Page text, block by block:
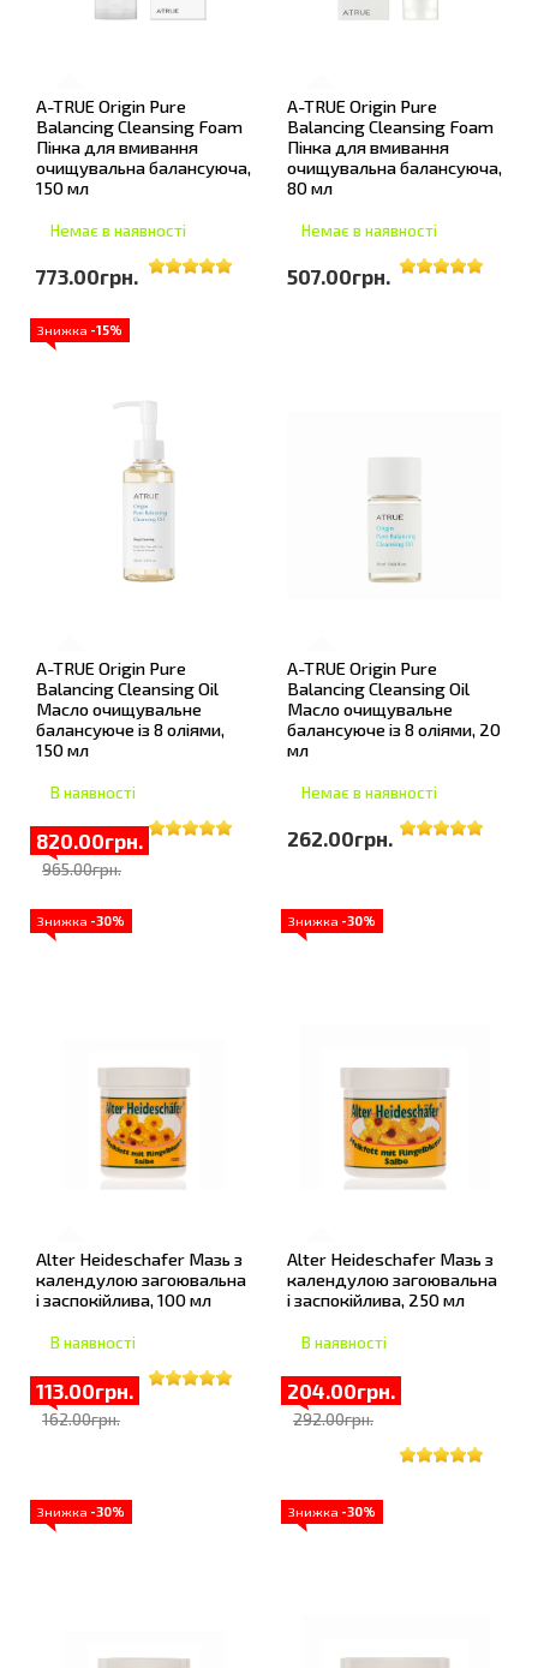
A-TRUE Origin Pure
Balancing Cleansing Foam
Пінка для вмивання
очищувальна балансуюча,
150 мл
Немає в наявності
773.00грн.
A-TRUE Origin Pure
Balancing Cleansing Foam
Пінка для вмивання
очищувальна балансуюча,
80 мл
Немає в наявності
507.00грн.
Знижка -15%
A-TRUE Origin Pure
Balancing Cleansing Oil
Масло очищувальне
балансуюче із 8 оліями,
150 мл
В наявності
820.00грн.
965.00грн.
A-TRUE Origin Pure
Balancing Cleansing Oil
Масло очищувальне
балансуюче із 8 оліями, 20
мл
Немає в наявності
262.00грн.
Знижка -30%
Alter Heideschafer Мазь з
календулою загоювальна
і заспокійлива, 100 мл
В наявності
113.00грн.
162.00грн.
Знижка -30%
Alter Heideschafer Мазь з
календулою загоювальна
і заспокійлива, 250 мл
В наявності
204.00грн.
292.00грн.
Знижка -30% Знижка -30%